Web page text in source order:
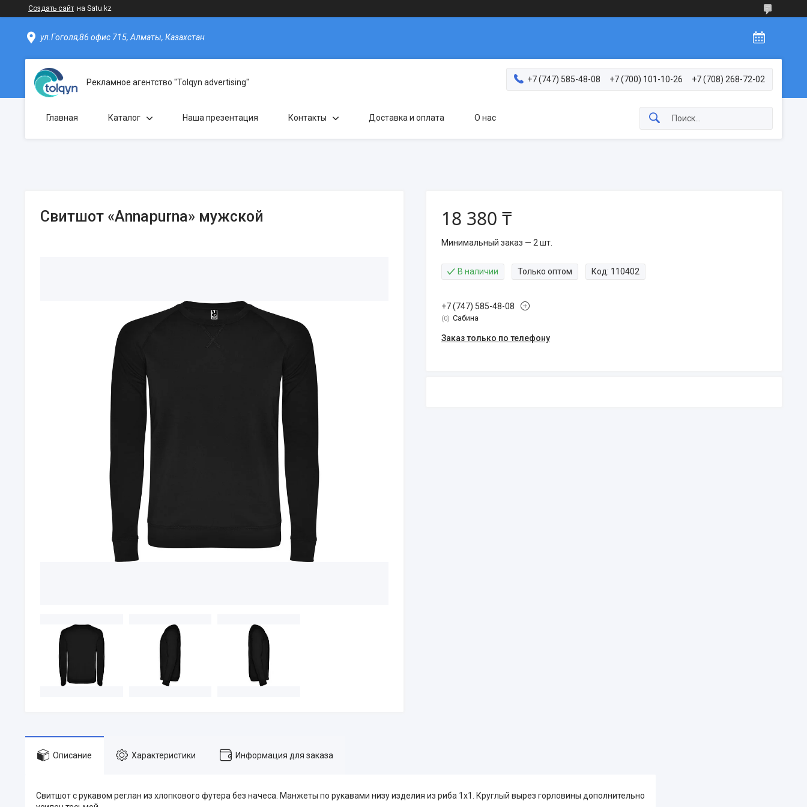
Создать сайт на Satu.kz
ул.Гоголя,86 офис 715, Алматы, Казахстан
Рекламное агентство "Tolqyn advertising" +7 (747) 585-48-08 +7 (700) 101-10-26 +7 (708) 268-72-02
Главная Каталог Наша презентация Контакты Доставка и оплата О нас
Свитшот «Annapurna» мужской 18 380 ₸
Минимальный заказ — 2 шт.
В наличии Только оптом Код: 110402
+7 (747) 585-48-08
0 Сабина
Заказ только по телефону
Описание Характеристики Информация для заказа
Свитшот с рукавом реглан из хлопкового футера без начеса. Манжеты по рукавами низу изделия из риба 1х1. Круглый вырез горловины дополнительно